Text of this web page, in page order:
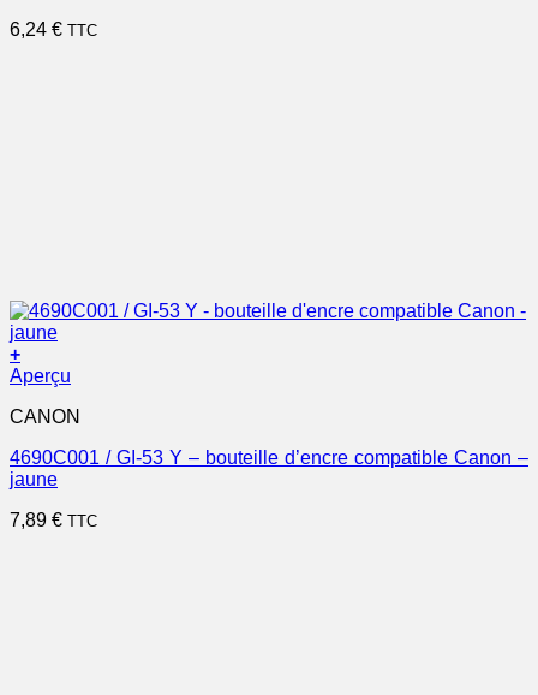
6,24 € TTC
+
Aperçu
CANON
4690C001 / GI-53 Y – bouteille d’encre compatible Canon –
jaune
7,89 € TTC